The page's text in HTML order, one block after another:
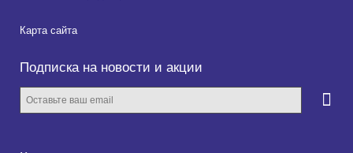
Карта сайта
Подписка на новости и акции